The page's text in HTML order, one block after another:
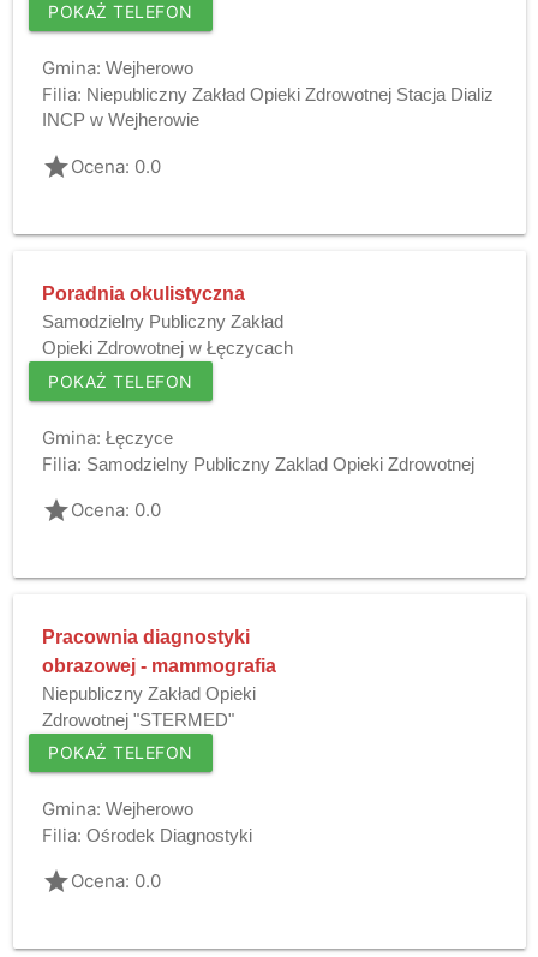
POKAŻ TELEFON
Gmina: Wejherowo
Filia: Niepubliczny Zakład Opieki Zdrowotnej Stacja Dializ
INCP w Wejherowie
gradeOcena: 0.0
Poradnia okulistyczna
Samodzielny Publiczny Zakład
Opieki Zdrowotnej w Łęczycach
POKAŻ TELEFON
Gmina: Łęczyce
Filia: Samodzielny Publiczny Zaklad Opieki Zdrowotnej
gradeOcena: 0.0
Pracownia diagnostyki
obrazowej - mammografia
Niepubliczny Zakład Opieki
Zdrowotnej "STERMED"
POKAŻ TELEFON
Gmina: Wejherowo
Filia: Ośrodek Diagnostyki
gradeOcena: 0.0